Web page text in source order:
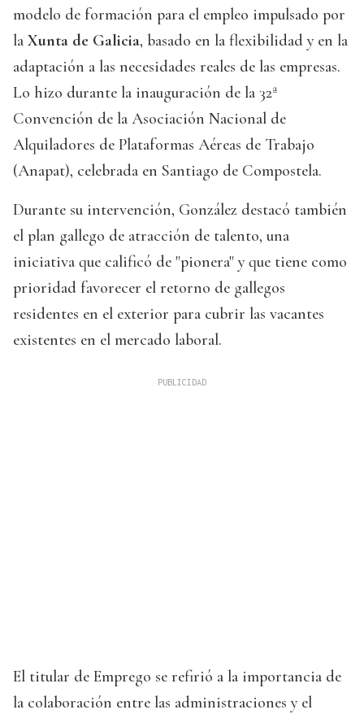
modelo de formación para el empleo impulsado por
la Xunta de Galicia, basado en la flexibilidad y en la
adaptación a las necesidades reales de las empresas.
Lo hizo durante la inauguración de la 32ª
Convención de la Asociación Nacional de
Alquiladores de Plataformas Aéreas de Trabajo
(Anapat), celebrada en Santiago de Compostela.
Durante su intervención, González destacó también
el plan gallego de atracción de talento, una
iniciativa que calificó de "pionera" y que tiene como
prioridad favorecer el retorno de gallegos
residentes en el exterior para cubrir las vacantes
existentes en el mercado laboral.
El titular de Emprego se refirió a la importancia de
la colaboración entre las administraciones y el